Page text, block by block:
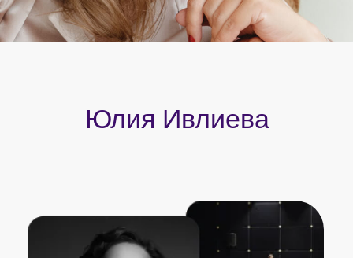
психологии «AmeliSoul»,
входит в ТОП-5 в рейтинге